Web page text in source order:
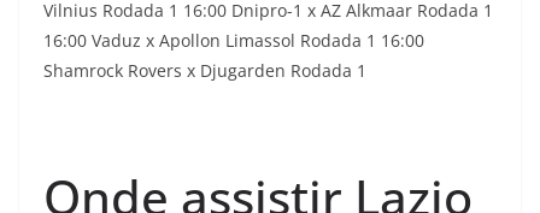
Vilnius Rodada 1 16:00 Dnipro-1 x AZ Alkmaar Rodada 1
16:00 Vaduz x Apollon Limassol Rodada 1 16:00
Shamrock Rovers x Djugarden Rodada 1
Onde assistir Lazio